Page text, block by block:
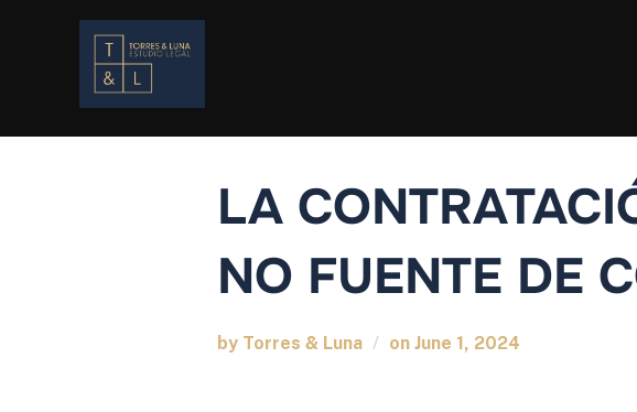
LA
NO FUENTE DE
by Torres & Luna on Posted
June 1, 2024